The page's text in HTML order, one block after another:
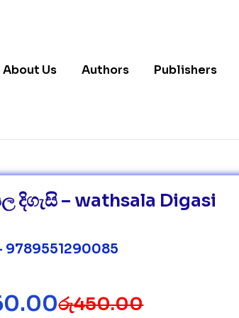
About Us Authors Publishers
දිගැසි – wathsala Digasi
9789551290085
රු450.00